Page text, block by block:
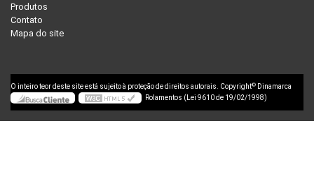
Produtos
Contato
Mapa do site
O inteiro teor deste site está sujeito à proteção de direitos autorais. Copyright© Dinamarca
Rolamentos (Lei 9610 de 19/02/1998)